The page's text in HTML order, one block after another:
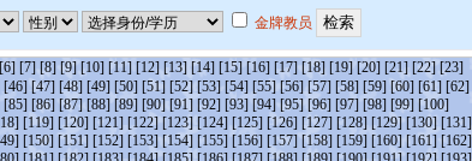
金牌教员
[6] [7] [8] [9] [10] [11] [12] [13] [14] [15] [16] [17] [18] [19] [20] [21] [22] [23]
[46] [47] [48] [49] [50] [51] [52] [53] [54] [55] [56] [57] [58] [59] [60] [61] [62]
[85] [86] [87] [88] [89] [90] [91] [92] [93] [94] [95] [96] [97] [98] [99] [100]
[119] [120] [121] [122] [123] [124] [125] [126] [127] [128] [129] [130] [131]
[150] [151] [152] [153] [154] [155] [156] [157] [158] [159] [160] [161] [162]